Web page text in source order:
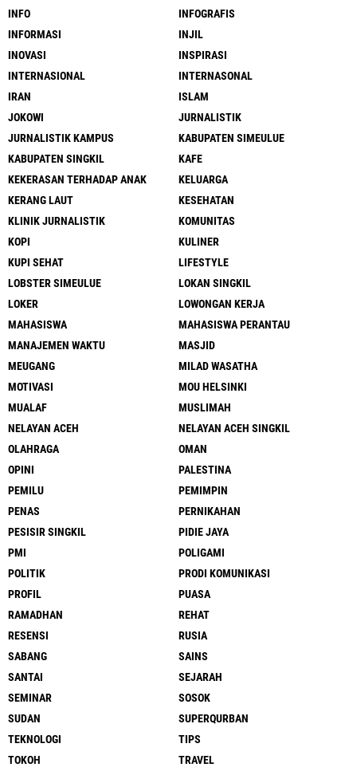
INFO
INFOGRAFIS
INFORMASI
INJIL
INOVASI
INSPIRASI
INTERNASIONAL
INTERNASONAL
IRAN
ISLAM
JOKOWI
JURNALISTIK
JURNALISTIK KAMPUS
KABUPATEN SIMEULUE
KABUPATEN SINGKIL
KAFE
KEKERASAN TERHADAP ANAK
KELUARGA
KERANG LAUT
KESEHATAN
KLINIK JURNALISTIK
KOMUNITAS
KOPI
KULINER
KUPI SEHAT
LIFESTYLE
LOBSTER SIMEULUE
LOKAN SINGKIL
LOKER
LOWONGAN KERJA
MAHASISWA
MAHASISWA PERANTAU
MANAJEMEN WAKTU
MASJID
MEUGANG
MILAD WASATHA
MOTIVASI
MOU HELSINKI
MUALAF
MUSLIMAH
NELAYAN ACEH
NELAYAN ACEH SINGKIL
OLAHRAGA
OMAN
OPINI
PALESTINA
PEMILU
PEMIMPIN
PENAS
PERNIKAHAN
PESISIR SINGKIL
PIDIE JAYA
PMI
POLIGAMI
POLITIK
PRODI KOMUNIKASI
PROFIL
PUASA
RAMADHAN
REHAT
RESENSI
RUSIA
SABANG
SAINS
SANTAI
SEJARAH
SEMINAR
SOSOK
SUDAN
SUPERQURBAN
TEKNOLOGI
TIPS
TOKOH
TRAVEL